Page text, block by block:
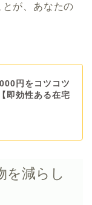
が、あなたの
円をコツコツ
即効性ある在宅
を減らし